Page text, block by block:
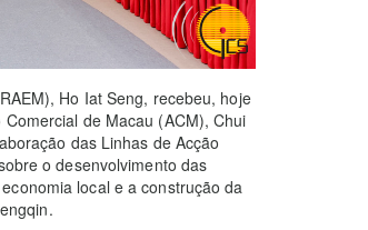
Ho Iat Seng, recebeu, hoje
de Macau (ACM), Chui
das Linhas de Acção
o desenvolvimento das
local e a construção da